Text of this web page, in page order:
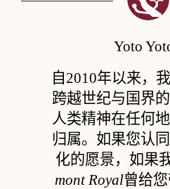
Yoto
自2010年以来，
跨越世纪与国界
人类精神在任何
归属。如果您认
化的愿景，如果
mont Royal曾给